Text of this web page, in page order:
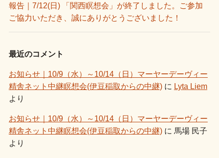
報告｜7/12(日) 「関西瞑想会」が終了しました。ご参加
ご協力いただき、誠にありがとうございました！
最近のコメント
お知らせ｜10/9（水）～10/14（日）マーヤーデーヴィー
精舎ネット中継瞑想会(伊豆稲取からの中継)に Lyta Liem
より
お知らせ｜10/9（水）～10/14（日）マーヤーデーヴィー
精舎ネット中継瞑想会(伊豆稲取からの中継)に 馬場 民子
より